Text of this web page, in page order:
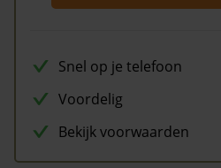
Snel op je telefoon
Voordelig
Bekijk voorwaarden